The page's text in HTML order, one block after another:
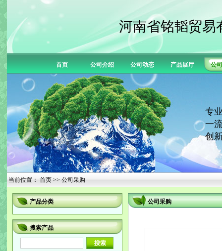
河南省铭韬贸易
首页 公司介绍 公司动态 产品展厅 公
专
一
创
当前位置： 首页 >> 公司采购
产品分类
搜索产品
公司采购